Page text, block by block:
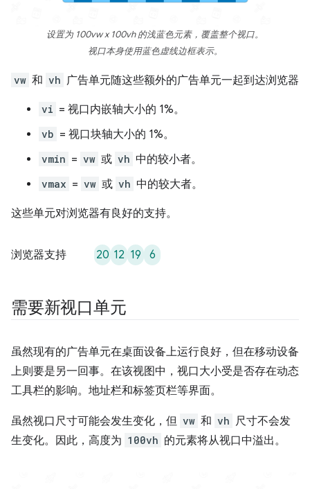
设置为 100vw x 100vh 的浅蓝色元素，覆盖整个视口。
视口本身使用蓝色虚线边框表示。
vw 和 vh 广告单元随这些额外的广告单元一起到达浏览器
vi = 视口内嵌轴大小的 1%。
vb = 视口块轴大小的 1%。
vmin = vw 或 vh 中的较小者。
vmax = vw 或 vh 中的较大者。
这些单元对浏览器有良好的支持。
浏览器支持 20 12 19 6
需要新视口单元
虽然现有的广告单元在桌面设备上运行良好，但在移动设备
上则要是另一回事。在该视图中，视口大小受是否存在动态
工具栏的影响。地址栏和标签页栏等界面。
虽然视口尺寸可能会发生变化，但 vw 和 vh 尺寸不会发
生变化。因此，高度为 100vh 的元素将从视口中溢出。